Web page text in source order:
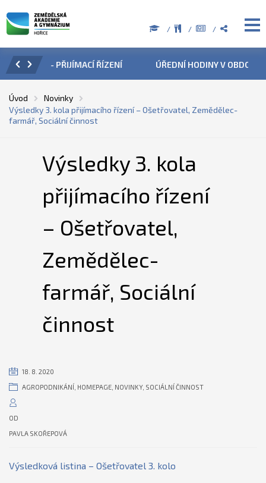
ÚŘEDNÍ HODINY V OBDOBÍ LETNÍCH PRÁZDNIN
Úvod
Novinky
Výsledky 3. kola přijímacího řízení – Ošetřovatel, Zemědělec-
farmář, Sociální činnost
Výsledky 3. kola
přijímacího řízení
– Ošetřovatel,
Zemědělec-
farmář, Sociální
činnost
18. 8. 2020
AGROPODNIKÁNÍ HOMEPAGE NOVINKY, SOCIÁLNÍ ČINNOST
OD
PAVLA SKOŘEPOVÁ
Výsledková listina – Ošetřovatel 3. kolo